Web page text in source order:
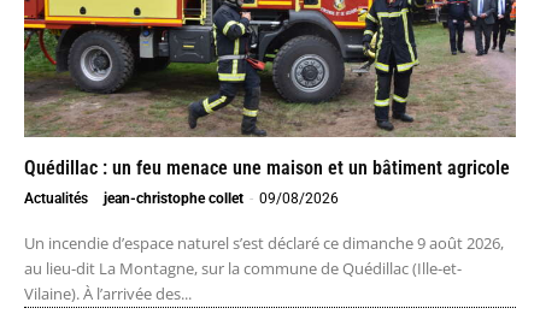
Quédillac : un feu menace une maison et un bâtiment agricole
Actualités jean-christophe collet - 09/08/2026
Un incendie d’espace naturel s’est déclaré ce dimanche 9 août 2026,
au lieu-dit La Montagne, sur la commune de Quédillac (Ille-et-
Vilaine). À l’arrivée des...